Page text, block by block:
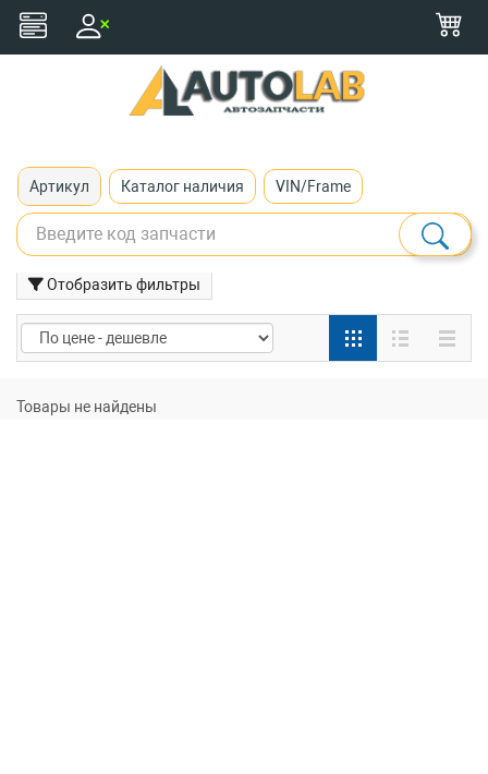
Артикул Каталог наличия VIN/Frame
Отобразить фильтры
Товары не найдены